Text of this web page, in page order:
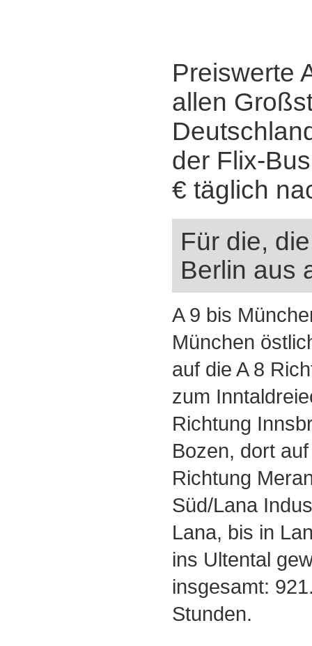
Preiswerte
allen
der Flix-
€ täglich
Für die,
Berlin aus
A 9 bis
München
auf die A 8
zum
Richtung
Bozen, dort auf
Richtung
Süd/Lana
Lana, bis in
ins Ultental
insgesamt:
Stunden.